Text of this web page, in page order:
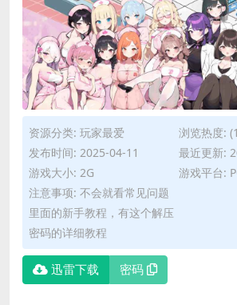
资源分类: 玩家最爱
浏览热度:
发布时间: 2025-04-11
最近更新:
游戏大小: 2G
游戏平台:
注意事项: 不会就看常见问题
里面的新手教程，有这个解压
密码的详细教程
迅雷下载 密码